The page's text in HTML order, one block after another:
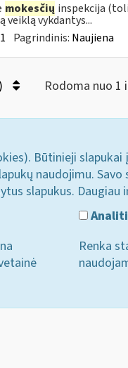
mokesčių inspekcija
veiklą vykdantys...
Pagrindinis: Naujiena
Rodoma nuo 1
Būtinieji
naudojimu.
slapukus. Daugiau
Renka